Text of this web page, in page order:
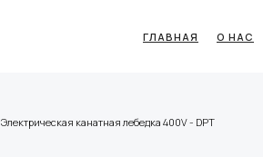
ГЛАВНАЯ О НАС
Электрическая канатная лебедка 400V - DPT